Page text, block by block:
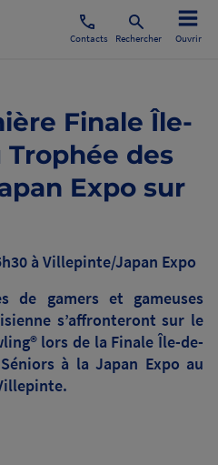
Contacts Rechercher Ouvrir
Finale Île-
des
Expo sur
à Villepinte/Japan Expo
de gamers et gameuses
s’affronteront sur le
lors de la Finale Île-de-
à la Japan Expo au